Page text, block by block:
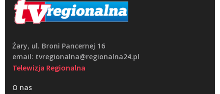
Żary, ul. Broni Pancernej 16
email: tvregionalna@regionalna24.pl
Telewizja Regionalna
O nas